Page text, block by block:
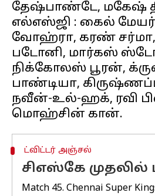
தேஷ்பாண்டே, மகேஷ்
எல்எஸ்ஜி : கைல்
வோஹ்ரா, கரண்
படோனி, மார்கஸ்
நிக்கோலஸ் பூரன்,
பாண்டியா,
நவீன்-உல்-ஹக், ரவி
ட்விட்டர் அஞ்சல்
சிஎஸ்கே முதலில்
Match 45. Chennai Super